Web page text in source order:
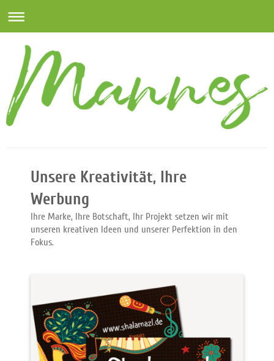
Unsere Kreativität, Ihre
Werbung
Ihre Marke, Ihre Botschaft, Ihr Projekt setzen wir mit
unseren kreativen Ideen und unserer Perfektion in den
Fokus.